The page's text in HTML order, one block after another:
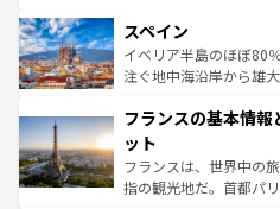
ろん、トスカーナの美
景など、自然景観も見
ピザやパスタなど、絶
ませてくれるイタリア
なお、新着のイタリア情
しい。
スペイン
イベリア半島のほぼ80
注ぐ地中海沿岸から雄
文化が根付くこの国で
れる闘牛、そして美味
る。首都マドリードの
アートに溢れた街角か
フランスの基本情
ット
フランスは、世界中の
指の観光地だ。首都パ